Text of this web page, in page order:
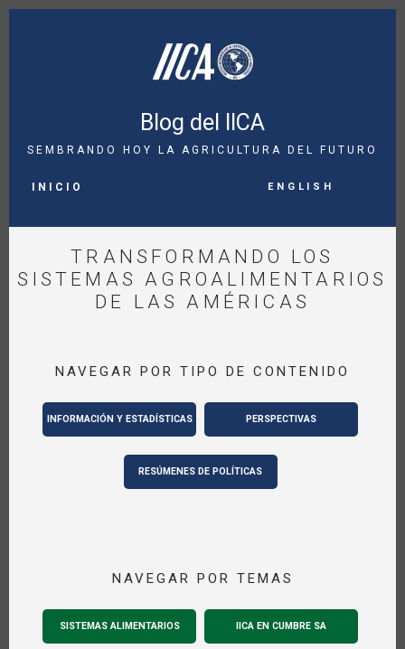
Pasar
Blog del IICA
SEMBRANDO HOY LA AGRICULTURA DEL FUTURO
NAVIGATION
INICIO English
TRANSFORMANDO LOS
SISTEMAS AGROALIMENTARIOS
DE LAS AMÉRICAS
NAVEGAR POR TIPO DE CONTENIDO
INFORMACIÓN Y ESTADÍSTICAS PERSPECTIVAS
RESÚMENES DE POLÍTICAS
NAVEGAR POR TEMAS
SISTEMAS ALIMENTARIOS IICA EN CUMBRE SA